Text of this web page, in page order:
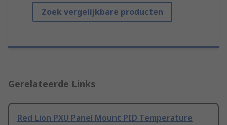
Zoek vergelijkbare producten
Gerelateerde Links
Red Lion PXU Panel Mount PID Temperature